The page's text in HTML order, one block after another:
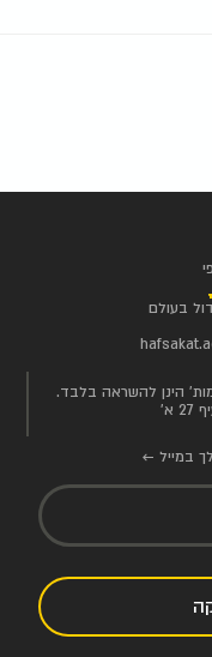
בעולם
הינן להשראה בלבד.
א'
במייל ←